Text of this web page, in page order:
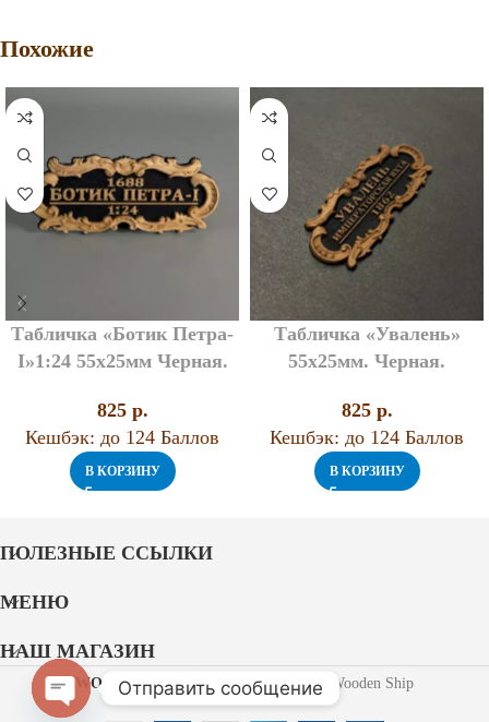
Похожие
Табличка «Ботик Петра-
I»1:24 55х25мм Черная.
825 p.
Кешбэк: до 124 Баллов
В КОРЗИНУ
Табличка «Увалень»
55х25мм. Черная.
825 p.
Кешбэк: до 124 Баллов
В КОРЗИНУ
ПОЛЕЗНЫЕ ССЫЛКИ
МЕНЮ
НАШ МАГАЗИН
WOODEN SHIP 2021 Разработано Wooden Ship
Отправить сообщение